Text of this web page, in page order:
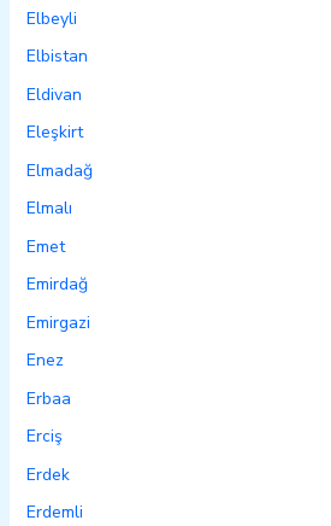
Elbeyli
Elbistan
Eldivan
Eleşkirt
Elmadağ
Elmalı
Emet
Emirdağ
Emirgazi
Enez
Erbaa
Erciş
Erdek
Erdemli